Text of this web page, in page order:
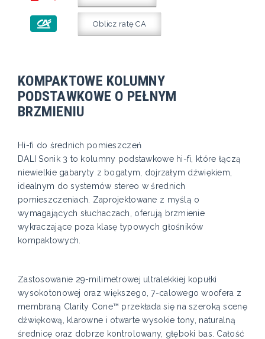
Oblicz ratę CA
KOMPAKTOWE KOLUMNY
PODSTAWKOWE O PEŁNYM
BRZMIENIU
Hi-fi do średnich pomieszczeń
DALI Sonik 3 to kolumny podstawkowe hi-fi, które łączą
niewielkie gabaryty z bogatym, dojrzałym dźwiękiem,
idealnym do systemów stereo w średnich
pomieszczeniach. Zaprojektowane z myślą o
wymagających słuchaczach, oferują brzmienie
wykraczające poza klasę typowych głośników
kompaktowych.
Zastosowanie 29-milimetrowej ultralekkiej kopułki
wysokotonowej oraz większego, 7-calowego woofera z
membraną Clarity Cone™ przekłada się na szeroką scenę
dźwiękową, klarowne i otwarte wysokie tony, naturalną
średnicę oraz dobrze kontrolowany, głęboki bas. Całość